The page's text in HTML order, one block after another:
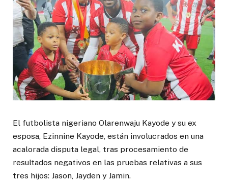
El futbolista nigeriano Olarenwaju Kayode y su ex
esposa, Ezinnine Kayode, están involucrados en una
acalorada disputa legal, tras procesamiento de
resultados negativos en las pruebas relativas a sus
tres hijos: Jason, Jayden y Jamin.